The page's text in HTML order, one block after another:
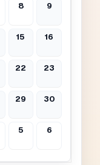
8 9
15 16
22 23
29 30
5 6